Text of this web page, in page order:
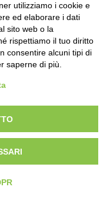
utilizziamo i cookie e
ed elaborare i dati
sito web o la
rispettiamo il tuo diritto
consentire alcuni tipi di
saperne di più.